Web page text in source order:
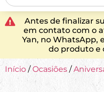
Antes de finalizar
em contato com o
Yan, no WhatsApp,
do produto e
Início /Ocasiões /